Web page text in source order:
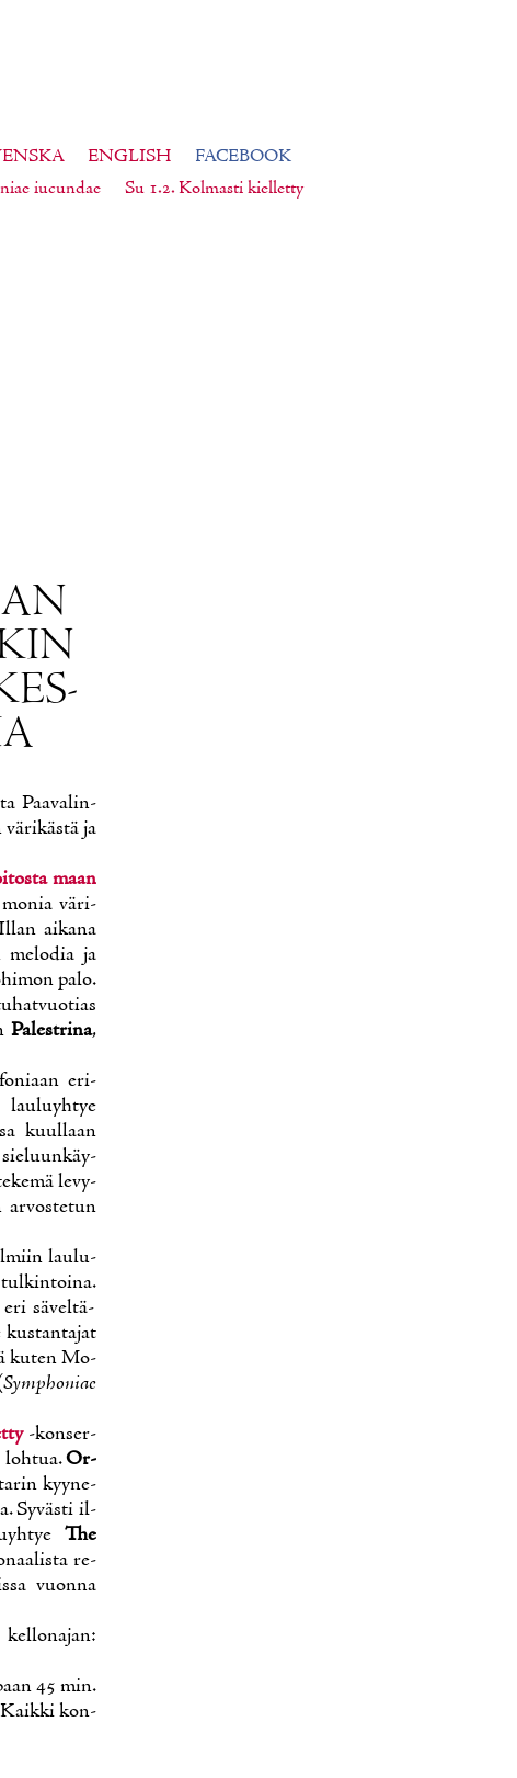
ENGLISH
FACEBOOK
iucundae Su 1.2. Kolmasti kielletty
Paa­va­lin­
ja
maan
mo­nia vä­ri­
ai­ka­na
me­lo­dia ja
pa­lo.
Pa­le­stri­na,
eri­
kuul­laan
sie­luun­käy­
le­vy­
lau­lu­
eri sä­vel­tä­
ku­ten Mo­
Symp­ho­niae
-kon­ser­
loh­tua.Or­
kyy­ne­
Sy­väs­ti il­
The
re­
vuon­na
45 min.
Kaik­ki kon­